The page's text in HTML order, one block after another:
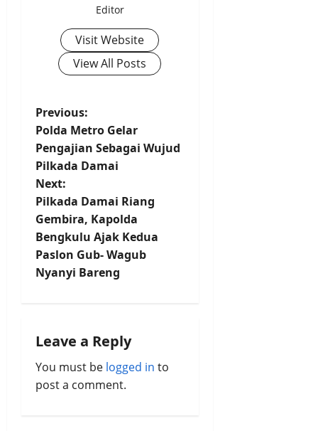
Editor
Visit Website
View All Posts
P
o
s
t
n
a
g
a
Previous:
Polda Metro Gelar
Pengajian Sebagai Wujud
Pilkada Damai
Next:
Pilkada Damai Riang
Gembira, Kapolda
Bengkulu Ajak Kedua
Paslon Gub- Wagub
Nyanyi Bareng
Leave a Reply
You must be logged in to
post a comment.